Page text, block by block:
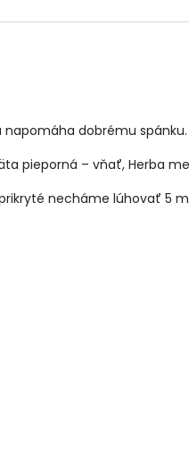
dobrému
pieporná – vňať, Herba
necháme lúhovať 5